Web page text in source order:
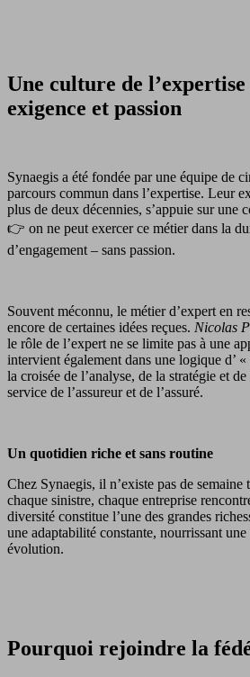
Une culture de
exigence et passion
Synaegis a été fondée par une équipe de
parcours commun dans l’expertise. Leur
plus de deux décennies, s’appuie sur une
👉 on ne peut exercer ce métier dans la
d’engagement – sans passion.
Souvent méconnu, le métier d’expert en
encore de certaines idées reçues. Nicolas
le rôle de l’expert ne se limite pas à une
intervient également dans une logique d’
la croisée de l’analyse, de la stratégie et
service de l’assureur et de l’assuré.
Un quotidien riche et sans routine
Chez Synaegis, il n’existe pas de semaine
chaque sinistre, chaque entreprise
diversité constitue l’une des grandes
une adaptabilité constante, nourrissant
évolution.
Pourquoi rejoindre la